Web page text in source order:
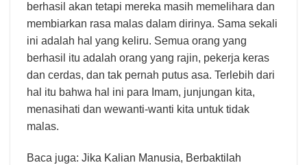
berhasil akan tetapi mereka masih memelihara dan
membiarkan rasa malas dalam dirinya. Sama sekali
ini adalah hal yang keliru. Semua orang yang
berhasil itu adalah orang yang rajin, pekerja keras
dan cerdas, dan tak pernah putus asa. Terlebih dari
hal itu bahwa hal ini para Imam, junjungan kita,
menasihati dan wewanti-wanti kita untuk tidak
malas.
Baca juga: Jika Kalian Manusia, Berbaktilah